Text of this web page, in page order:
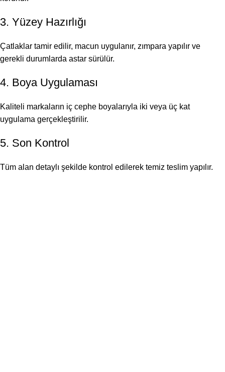
3. Yüzey Hazırlığı
Çatlaklar tamir edilir, macun uygulanır, zımpara yapılır ve
gerekli durumlarda astar sürülür.
4. Boya Uygulaması
Kaliteli markaların iç cephe boyalarıyla iki veya üç kat
uygulama gerçekleştirilir.
5. Son Kontrol
Tüm alan detaylı şekilde kontrol edilerek temiz teslim yapılır.